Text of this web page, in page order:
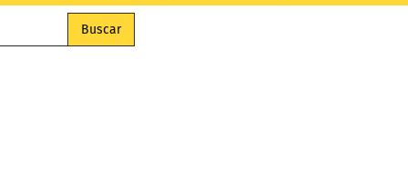
Buscar